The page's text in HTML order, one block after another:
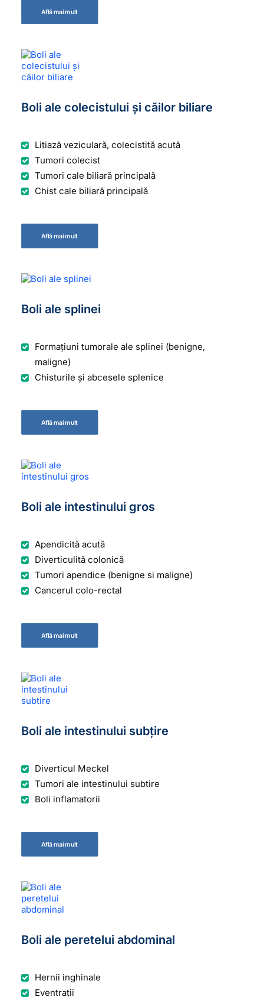
Află mai mult
Boli ale colecistului și căilor biliare
Litiază veziculară, colecistită acută
Tumori colecist
Tumori cale biliară principală
Chist cale biliară principală
Află mai mult
Boli ale splinei
Formațiuni tumorale ale splinei (benigne,
maligne)
Chisturile și abcesele splenice
Află mai mult
Boli ale intestinului gros
Apendicită acută
Diverticulită colonică
Tumori apendice (benigne si maligne)
Cancerul colo-rectal
Află mai mult
Boli ale intestinului subțire
Diverticul Meckel
Tumori ale intestinului subtire
Boli inflamatorii
Află mai mult
Boli ale peretelui abdominal
Hernii inghinale
Eventrații